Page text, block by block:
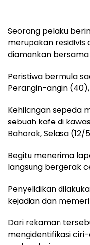
Seorang pelaku
merupakan residivis
diamankan
Peristiwa bermula
Perangin-angin
Kehilangan sepeda
sebuah kafe di
Bahorok, Selasa (12/
Begitu menerima
langsung bergerak
Penyelidikan
kejadian dan
Dari rekaman
mengidentifikasi